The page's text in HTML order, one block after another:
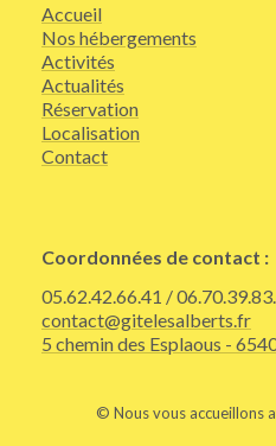
Accueil
Nos hébergements
Activités
Actualités
Réservation
Localisation
Contact
Coordonnées de contact :
05.62.42.66.41 /
contact@gitelesalberts.fr
5 chemin des Esplaous -
© Nous vous accueillons